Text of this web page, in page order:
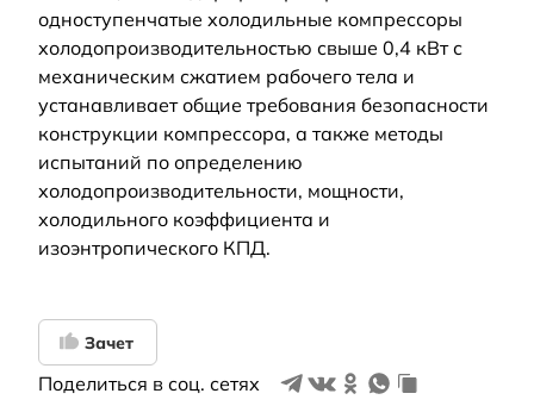
одноступенчатые холодильные компрессоры
холодопроизводительностью свыше 0,4 кВт с
механическим сжатием рабочего тела и
устанавливает общие требования безопасности
конструкции компрессора, а также методы
испытаний по определению
холодопроизводительности, мощности,
холодильного коэффициента и
изоэнтропического КПД.
Зачет
Поделиться в соц. сетях